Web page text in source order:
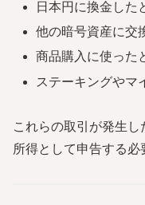
日本円に換金した
他の暗号資産に交
商品購入に使った
ステーキングやマ
これらの取引が発生し
所得として申告する必